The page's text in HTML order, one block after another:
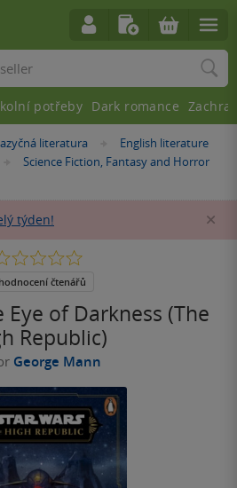
literatura »English literature
»
Science Fiction, Fantasy and Horror
týden!
Eye of Darkness (The
Republic)
George Mann
čtenářů
potřeby Dark romance